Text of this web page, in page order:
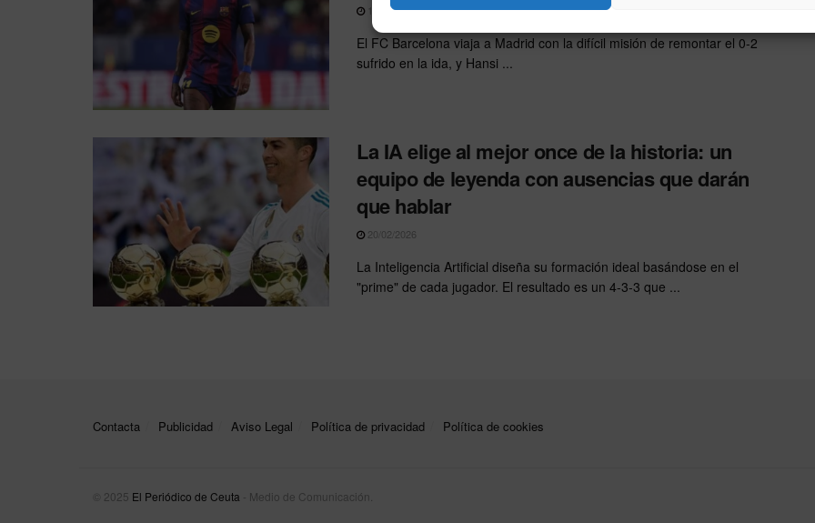
14/04/2026
El FC Barcelona viaja a Madrid con la difícil misión de remontar el 0-2
sufrido en la ida, y Hansi ...
La IA elige al mejor once de la historia: un
equipo de leyenda con ausencias que darán
que hablar
20/02/2026
La Inteligencia Artificial diseña su formación ideal basándose en el
"prime" de cada jugador. El resultado es un 4-3-3 que ...
Contacta Publicidad Aviso Legal Política de privacidad Política de cookies
© 2025 El Periódico de Ceuta - Medio de Comunicación